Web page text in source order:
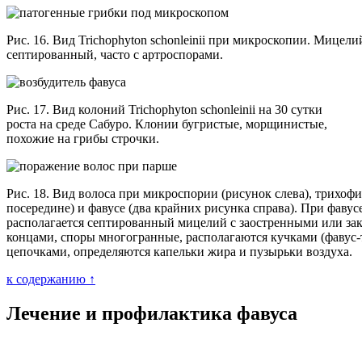
Рис. 16. Вид Trichophyton schonleinii при микроскопии.
септированный, часто с артроспорами.
Рис. 17. Вид колоний Trichophyton schonleinii на 30 сутки
роста на среде Сабуро. Клонии бугристые, морщинистые,
похожие на грибы строчки.
Рис. 18. Вид волоса при микроспории (рисунок слева),
посередине) и фавусе (два крайних рисунка справа). При
располагается септированный мицелий с заостренными или
концами, споры многогранные, располагаются кучками
цепочками, определяются капельки жира и пузырьки воздуха.
к содержанию ↑
Лечение и профилактика фавуса